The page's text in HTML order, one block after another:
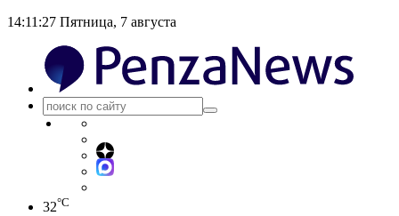
14:11:28 Пятница, 7 августа
32°C